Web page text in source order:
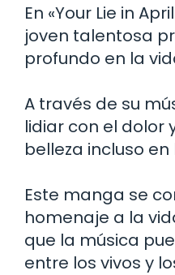
En «Your Lie in
joven talentosa
profundo en la
A través de su
lidiar con el dolor
belleza incluso en
Este manga se
homenaje a la
que la música
entre los vivos y